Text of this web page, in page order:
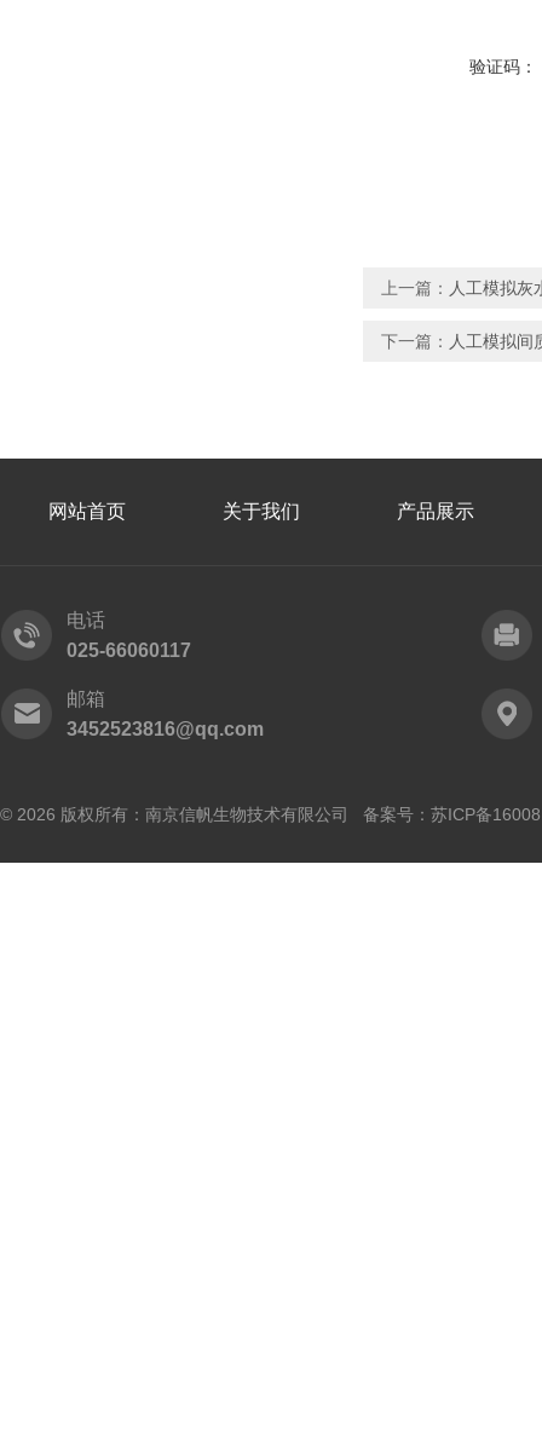
验证码：
上一篇： 人工模拟灰
下一篇： 人工模拟间
网站首页 关于我们 产品展示
电话
025-66060117
邮箱
3452523816@qq.com
© 2026 版权所有：南京信帆生物技术有限公司 备案号： 苏ICP备